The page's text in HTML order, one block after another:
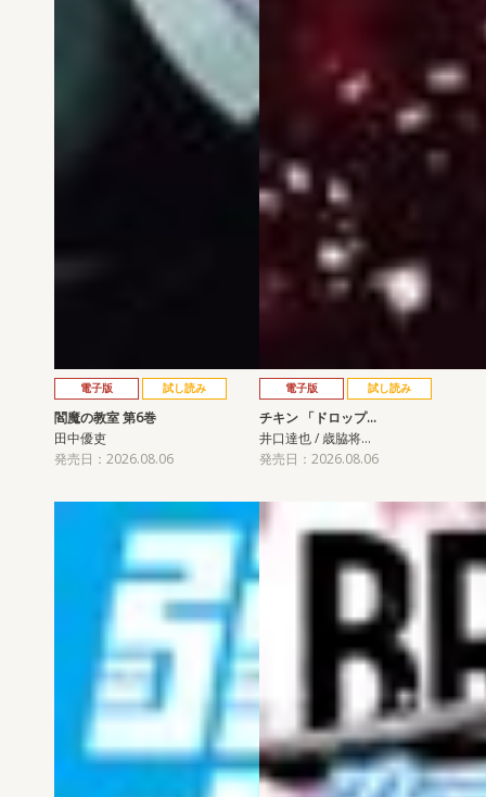
電子版 試し読み
閻魔の教室 第6巻
田中優吏
発売日：2026.08.06
電子版 試し読み
チキン 「ドロップ…
井口達也 / 歳脇将…
発売日：2026.08.06